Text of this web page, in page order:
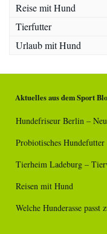
Reise mit Hund
Tierfutter
Urlaub mit Hund
Aktuelles aus dem Sport
Hundefriseur Berlin –
Probiotisches
Tierheim Ladeburg –
Reisen mit Hund
Welche Hunderasse passt